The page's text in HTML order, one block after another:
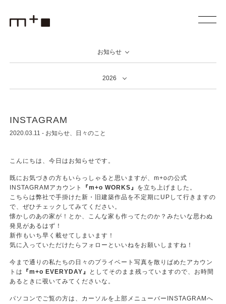
お知らせ
2026
INSTAGRAM
2020.03.11 - お知らせ 日々のこと
こんにちは、今日はお知らせです。
既にお気づきの方もいらっしゃると思いますが、m+oの公式
INSTAGRAMアカウント
『m+o WORKS』 を立ち上げました。
こちらは弊社で手掛けた新・旧建築作品を不定期にUPして行きますの
で、ぜひチェックしてみてください。
懐かしのあの家が！とか、こんな家も作ってたのか？みたいな思わぬ
発見があるはず！
新作もいち早く載せてしまいます！
気に入っていただけたらフォローといいねをお願いしますね！
今まで通りの私たちの日々のプライベート写真を散りばめたアカウン
トは
『m+o EVERYDAY』
としてそのまま残っていますので、お時間
あるときに覗いてみてくださいな。
パソコンでご覧の方は、カーソルを上部メニューバーINSTAGRAMへ